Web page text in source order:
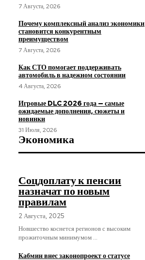
7 Августа, 2026
Почему комплексный анализ экономики
становится конкурентным
преимуществом
7 Августа, 2026
Как СТО помогает поддерживать
автомобиль в надежном состоянии
4 Августа, 2026
Игровые DLC 2026 года — самые
ожидаемые дополнения, сюжеты и
новинки
31 Июля, 2026
Экономика
Соцдоплату к пенсии
назначат по новым
правилам
2 Августа, 2025
Новшество коснется регионов с высоким
прожиточным минимумом ...
Кабмин внес законопроект о статусе